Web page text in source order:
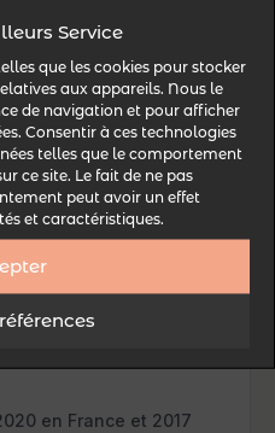
Service
que les cookies pour stocker
aux appareils. Nous le
de navigation et pour afficher
Consentir à ces technologies
telles que le comportement
ce site. Le fait de ne pas
peut avoir un effet
et caractéristiques.
GOOGLE LOCAL
en France et 2017